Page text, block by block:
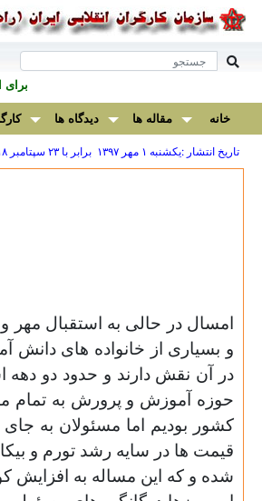
خانه مقاله ها دیدگاه ها
تاریخ انتشار :يكشنبه ۱ مهر ۱۳۹۷ برابر با ۲۳ سپتامبر ۲۰۱۸
امسال در حالى به استقبال مهر
و بسیارى از خانواده های
در آن نقش دارند و حدود دو
کشور بودیم اما مسئولان به
قیمت ها در سایه رشد تورم و
شده و که این مساله به افزایش